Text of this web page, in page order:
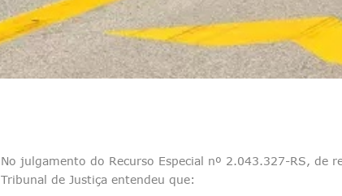
No julgamento do Recurso Especial nº 2.043.327-RS, de
Tribunal de Justiça entendeu que: